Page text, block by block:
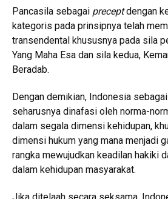
Pancasila sebagai preceptdengan
kategoris pada prinsipnya telah
transendental khususnya pada sila
Yang Maha Esa dan sila kedua,
Beradab.
Dengan demikian, Indonesia sebagai
seharusnya dinafasi oleh norma-
dalam segala dimensi kehidupan,
dimensi hukum yang mana menjadi
rangka mewujudkan keadilan hakiki
dalam kehidupan masyarakat.